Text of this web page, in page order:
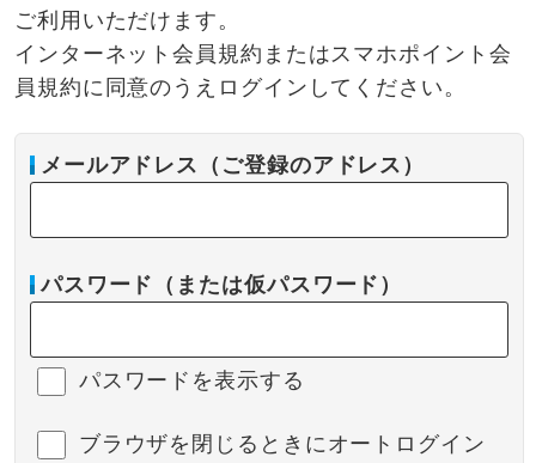
ご利用いただけます。
インターネット会員規約またはスマホポイント会
員規約に同意のうえログインしてください。
メールアドレス（ご登録のアドレス）
パスワード（または仮パスワード）
パスワードを表示する
ブラウザを閉じるときにオートログイン